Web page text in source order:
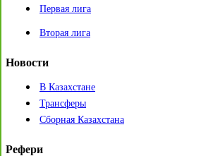
Первая лига
Вторая лига
Новости
В Казахстане
Трансферы
Сборная Казахстана
Рефери